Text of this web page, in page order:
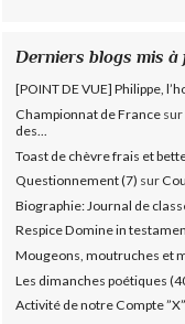
Derniers blogs mis à
[POINT DE VUE] Philippe,
Championnat de France sur
des...
Toast de chèvre frais et
Questionnement (7) sur
Biographie: Journal de
Respice Domine in
Mougeons, moutruches et
Les dimanches poétiques
Activité de notre Compte